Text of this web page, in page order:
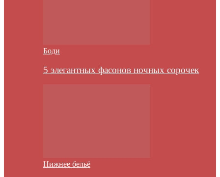
Боди
5 элегантных фасонов ночных сорочек
Нижнее бельё